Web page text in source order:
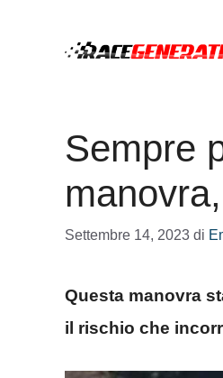
Sempre
Settembre 14, 2023 di
Questa manovra
il rischio che